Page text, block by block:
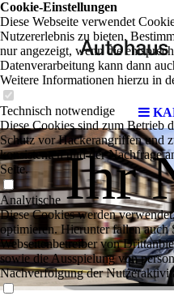
Ihr
Cookie-Einstellungen
Diese Webseite verwendet
Nutzererlebnis zu bieten.
nur angezeigt, wenn die
Datenverarbeitung kann dann
Weitere Informationen hierzu in
Technisch notwendige
Diese Cookies sind zum Betrieb
Schutz vor Hackerangriffen und
konsistenten und der Nachfrage
Seite.
Analytische
Diese Cookies werden
optimieren. Hierunter fallen auch
Webseitenbetreiber von
sowie die Ausspielung von
Nachverfolgung der